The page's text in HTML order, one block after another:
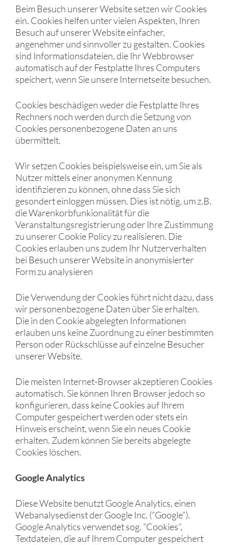
Beim Besuch unserer Website setzen wir Cookies
ein. Cookies helfen unter vielen Aspekten, Ihren
Besuch auf unserer Website einfacher,
angenehmer und sinnvoller zu gestalten. Cookies
sind Informationsdateien, die Ihr Webbrowser
automatisch auf der Festplatte Ihres Computers
speichert, wenn Sie unsere Internetseite besuchen.
Cookies beschädigen weder die Festplatte Ihres
Rechners noch werden durch die Setzung von
Cookies personenbezogene Daten an uns
übermittelt.
Wir setzen Cookies beispielsweise ein, um Sie als
Nutzer mittels einer anonymen Kennung
identifizieren zu können, ohne dass Sie sich
gesondert einloggen müssen. Dies ist nötig, um z.B.
die Warenkorbfunkionalität für die
Veranstaltungsregistrierung oder Ihre Zustimmung
zu unserer Cookie Policy zu realisieren. Die
Cookies erlauben uns zudem Ihr Nutzerverhalten
bei Besuch unserer Website in anonymisierter
Form zu analysieren
Die Verwendung der Cookies führt nicht dazu, dass
wir personenbezogene Daten über Sie erhalten.
Die in den Cookie abgelegten Informationen
erlauben uns keine Zuordnung zu einer bestimmten
Person oder Rückschlüsse auf einzelne Besucher
unserer Website.
Die meisten Internet-Browser akzeptieren Cookies
automatisch. Sie können Ihren Browser jedoch so
konfigurieren, dass keine Cookies auf Ihrem
Computer gespeichert werden oder stets ein
Hinweis erscheint, wenn Sie ein neues Cookie
erhalten. Zudem können Sie bereits abgelegte
Cookies löschen.
Google Analytics
Diese Website benutzt Google Analytics, einen
Webanalysedienst der Google Inc. (”Google”).
Google Analytics verwendet sog. ”Cookies”,
Textdateien, die auf Ihrem Computer gespeichert